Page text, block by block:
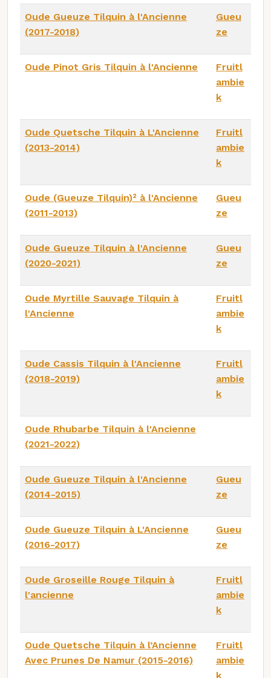
Oude Gueuze Tilquin à l'Ancienne
(2017-2018)
Gueu
ze
Oude Pinot Gris Tilquin à l'Ancienne
Fruitl
ambie
k
Oude Quetsche Tilquin à L'Ancienne
(2013-2014)
Fruitl
ambie
k
Oude (Gueuze Tilquin)² à l'Ancienne
(2011-2013)
Gueu
ze
Oude Gueuze Tilquin à l'Ancienne
(2020-2021)
Gueu
ze
Oude Myrtille Sauvage Tilquin à
l'Ancienne
Fruitl
ambie
k
Oude Cassis Tilquin à l'Ancienne
(2018-2019)
Fruitl
ambie
k
Oude Rhubarbe Tilquin à l'Ancienne
(2021-2022)
Oude Gueuze Tilquin à l'Ancienne
(2014-2015)
Gueu
ze
Oude Gueuze Tilquin à L'Ancienne
(2016-2017)
Gueu
ze
Oude Groseille Rouge Tilquin à
l'ancienne
Fruitl
ambie
k
Oude Quetsche Tilquin à l’Ancienne
Avec Prunes De Namur (2015-2016)
Fruitl
ambie
k